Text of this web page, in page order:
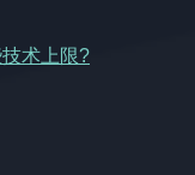
术上限?